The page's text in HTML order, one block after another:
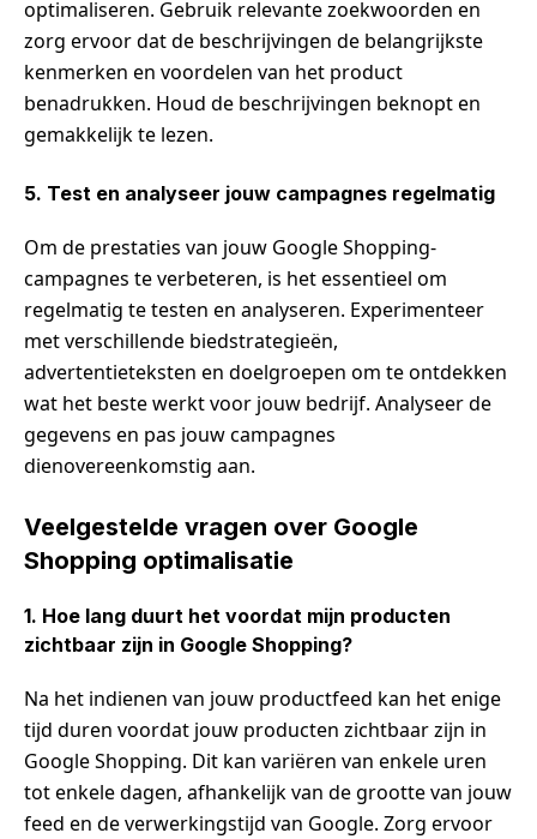
optimaliseren. Gebruik relevante zoekwoorden en
zorg ervoor dat de beschrijvingen de belangrijkste
kenmerken en voordelen van het product
benadrukken. Houd de beschrijvingen beknopt en
gemakkelijk te lezen.
5. Test en analyseer jouw campagnes regelmatig
Om de prestaties van jouw Google Shopping-
campagnes te verbeteren, is het essentieel om
regelmatig te testen en analyseren. Experimenteer
met verschillende biedstrategieën,
advertentieteksten en doelgroepen om te ontdekken
wat het beste werkt voor jouw bedrijf. Analyseer de
gegevens en pas jouw campagnes
dienovereenkomstig aan.
Veelgestelde vragen over Google
Shopping optimalisatie
1. Hoe lang duurt het voordat mijn producten
zichtbaar zijn in Google Shopping?
Na het indienen van jouw productfeed kan het enige
tijd duren voordat jouw producten zichtbaar zijn in
Google Shopping. Dit kan variëren van enkele uren
tot enkele dagen, afhankelijk van de grootte van jouw
feed en de verwerkingstijd van Google. Zorg ervoor